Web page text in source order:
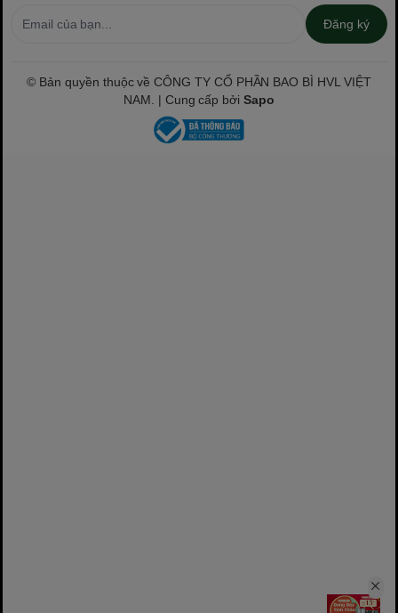
Đăng ký
© Bản quyền thuộc về CÔNG TY CỔ PHẦN BAO BÌ HVL VIỆT
NAM. | Cung cấp bởiSapo